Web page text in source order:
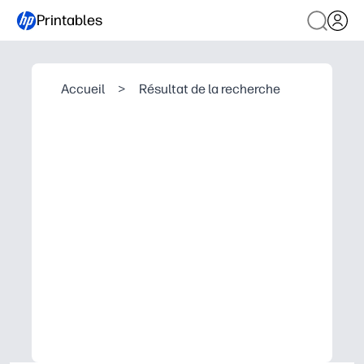
Printables
Accueil > Résultat de la recherche